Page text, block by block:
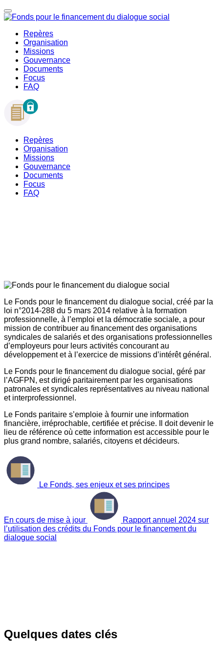
Repères
Organisation
Missions
Gouvernance
Documents
Focus
FAQ
Repères
Organisation
Missions
Gouvernance
Documents
Focus
FAQ
Le Fonds pour le financement du dialogue social, créé par la
loi n°2014-288 du 5 mars 2014 relative à la formation
professionnelle, à l’emploi et la démocratie sociale, a pour
mission de contribuer au financement des organisations
syndicales de salariés et des organisations professionnelles
d’employeurs pour leurs activités concourant au
développement et à l’exercice de missions d’intérêt général.
Le Fonds pour le financement du dialogue social, géré par
l’AGFPN, est dirigé paritairement par les organisations
patronales et syndicales représentatives au niveau national
et interprofessionnel.
Le Fonds paritaire s’emploie à fournir une information
financière, irréprochable, certifiée et précise. Il doit devenir le
lieu de référence où cette information est accessible pour le
plus grand nombre, salariés, citoyens et décideurs.
Le Fonds, ses enjeux et ses principes
En cours de mise à jour
Rapport annuel 2024 sur
l’utilisation des crédits du Fonds pour le financement du
dialogue social
Quelques dates clés